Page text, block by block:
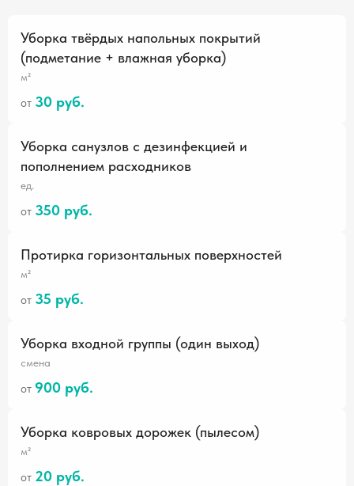
Уборка твёрдых напольных покрытий
(подметание + влажная уборка)
м²
от 30 руб.
Уборка санузлов с дезинфекцией и
пополнением расходников
ед.
от 350 руб.
Протирка горизонтальных поверхностей
м²
от 35 руб.
Уборка входной группы (один выход)
смена
от 900 руб.
Уборка ковровых дорожек (пылесом)
м²
от 20 руб.